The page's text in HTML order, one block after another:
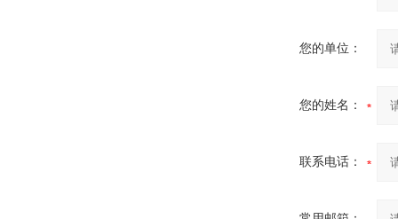
您的单位：
您的姓名：
联系电话：